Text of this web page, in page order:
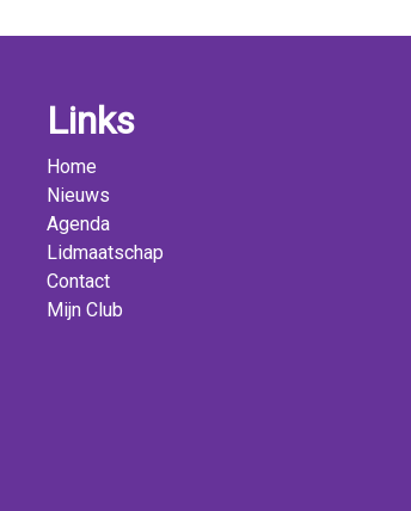
Links
Home
Nieuws
Agenda
Lidmaatschap
Contact
Mijn Club